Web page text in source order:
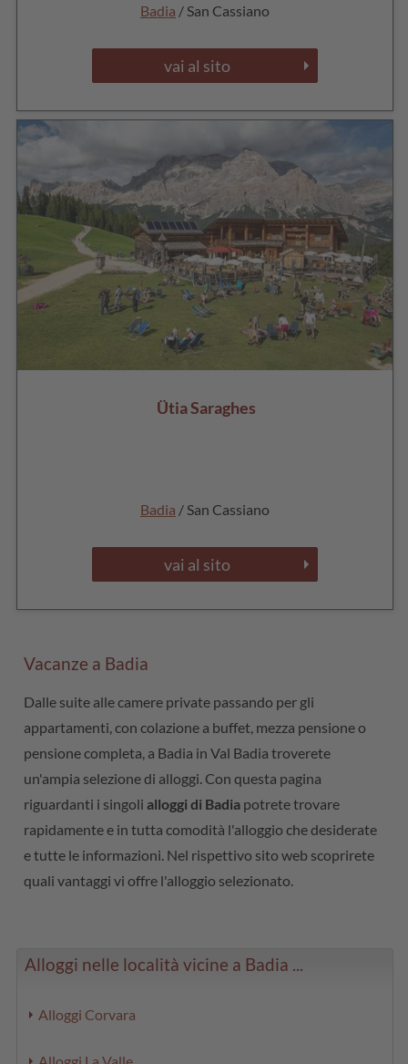
Badia / San Cassiano
vai al sito
Ütia Saraghes
Badia / San Cassiano
vai al sito
Vacanze a Badia
Dalle suite alle camere private passando per gli
appartamenti, con colazione a buffet, mezza pensione o
pensione completa, a Badia in Val Badia troverete
un'ampia selezione di alloggi. Con questa pagina
riguardanti i singoli alloggi di Badia potrete trovare
rapidamente e in tutta comodità l'alloggio che desiderate
e tutte le informazioni. Nel rispettivo sito web scoprirete
quali vantaggi vi offre l'alloggio selezionato.
Alloggi nelle località vicine a Badia ...
Alloggi Corvara